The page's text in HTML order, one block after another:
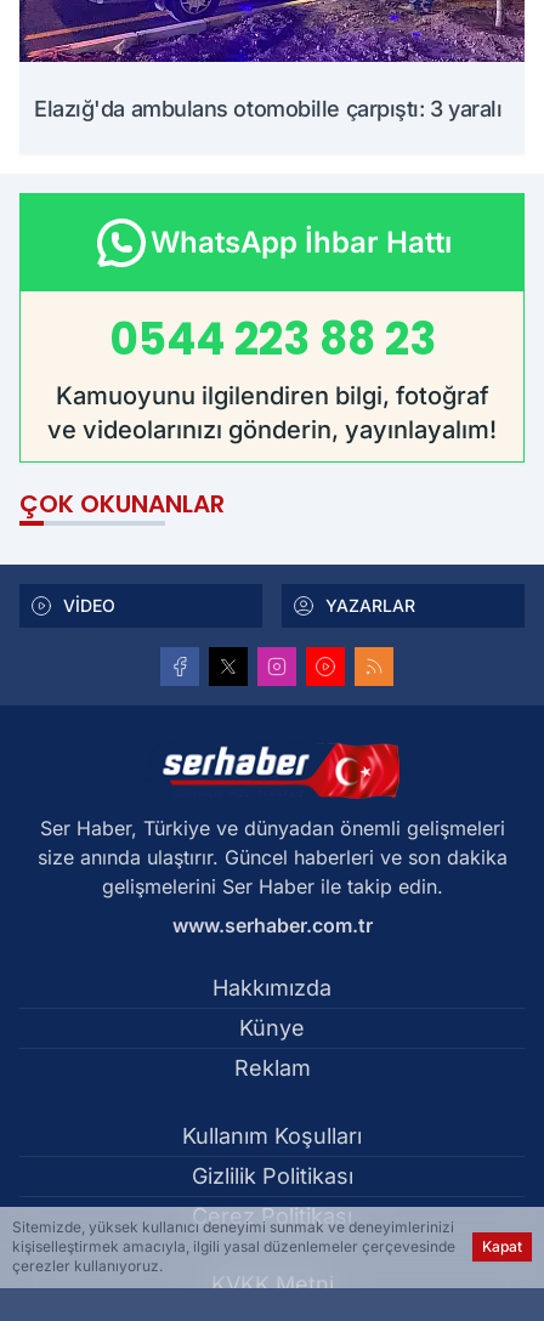
Elazığ'da ambulans otomobille çarpıştı: 3 yaralı
WhatsApp İhbar Hattı
0544 223 88 23
Kamuoyunu ilgilendiren bilgi, fotoğraf
ve videolarınızı gönderin, yayınlayalım!
ÇOK OKUNANLAR
VİDEO YAZARLAR
Ser Haber, Türkiye ve dünyadan önemli gelişmeleri
size anında ulaştırır. Güncel haberleri ve son dakika
gelişmelerini Ser Haber ile takip edin.
www.serhaber.com.tr
Hakkımızda
Künye
Reklam
Kullanım Koşulları
Gizlilik Politikası
Çerez Politikası
KVKK Metni
Sitemizde, yüksek kullanıcı deneyimi sunmak ve deneyimlerinizi
kişiselleştirmek amacıyla, ilgili yasal düzenlemeler çerçevesinde
çerezler kullanıyoruz.
Kapat